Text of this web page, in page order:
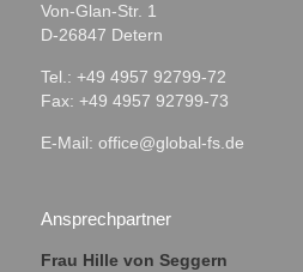
Von-Glan-Str. 1
D-26847 Detern
Tel.: +49 4957 92799-72
Fax: +49 4957 92799-73
E-Mail: office@global-fs.de
Ansprechpartner
Frau Hille von Seggern